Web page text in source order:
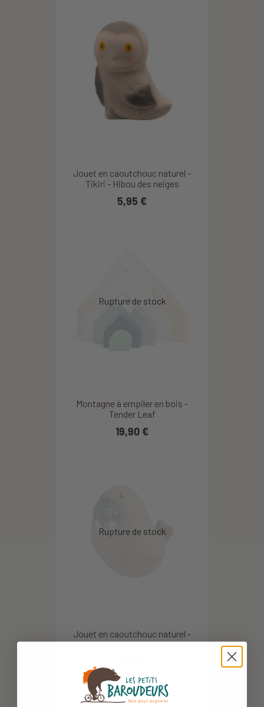
Jouet en caoutchouc naturel -
Tikiri - Hibou des neiges
5,95 €
Montagne à empiler en bois -
Tender Leaf
19,90 €
Jouet en caoutchouc naturel -
Tikiri - Lion des mers